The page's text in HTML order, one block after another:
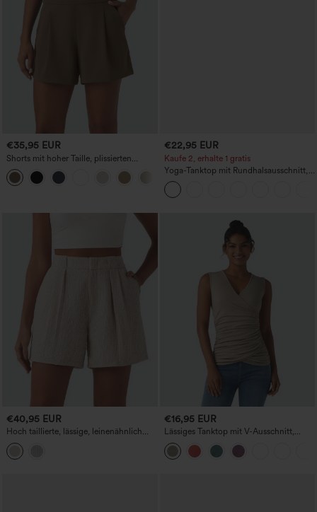
€35,95 EUR
Shorts mit hoher Taille, plissierten
Seitentaschen und weitem Bein
+11
€22,95 EUR
Kaufe 2, erhalte 1 gratis
Yoga-Tanktop mit Rundhalsausschnitt,
Racerback und Raffung
€40,95 EUR
Hoch taillierte, lässige, leinenähnlich
wirkende, weite Shorts mit Taschen
€16,95 EUR
Lässiges Tanktop mit V-Ausschnitt,
überkreuzter Front und Raffung